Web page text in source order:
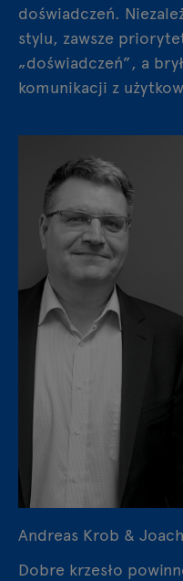
doświadczeń.
stylu, zawsze
„doświadczeń”, a
komunikacji z
Andreas Krob &
Dobre krzesło